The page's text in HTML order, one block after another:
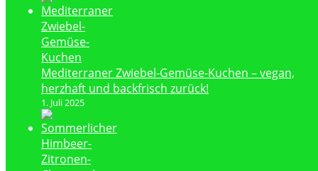
Mediterraner Zwiebel-Gemüse-Kuchen – vegan,
herzhaft und backfrisch zurück!
1. Juli 2025